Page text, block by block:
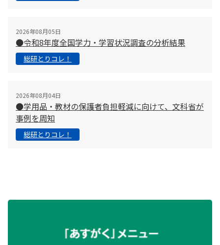
2026年08月05日
●令和8年度全国学力・学習状況調査の分析結果
総研とりコレ！
2026年08月04日
●学用品・教材の保護者負担軽減に向けて、文科省が
事例を周知
総研とりコレ！